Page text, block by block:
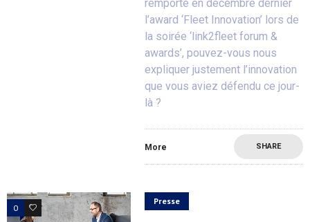
remporté en décembre dernier
l’award ‘Fleet Innovation’ lors de
la soirée ‘link2fleet forum &
awards’, pouvez-vous nous
expliquer justement l’innovation
que vous aviez défendu ce jour-
là ?
More SHARE
0 0
Presse